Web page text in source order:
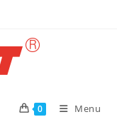
0 Menu